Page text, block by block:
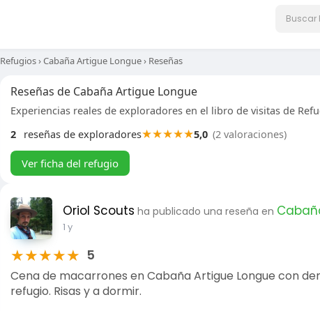
Refugios›Cabaña Artigue Longue› Reseñas
Reseñas de Cabaña Artigue Longue
Experiencias reales de exploradores en el libro de visitas de
2 reseñas de exploradores★★★★★5,0 (2 valoraciones)
Ver ficha del refugio
Oriol Scouts ha publicado una reseña en
1 y
★★★★★ 5
Cena de macarrones en Cabaña Artigue Longue con
refugio. Risas y a dormir.